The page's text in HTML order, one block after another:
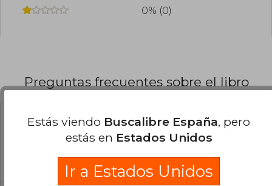
0% (0)
Preguntas frecuentes sobre el libro
¿El libro es original?
catálogo son Originales.
Estás viendo Buscalibre España, pero
estás en Estados Unidos
Ir a Estados Unidos